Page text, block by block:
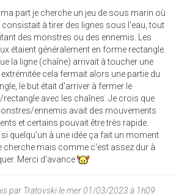
part je cherche un jeu de sous marin où
consistait à tirer des lignes sous l'eau, tout
des monstres ou des ennemis. Les
étaient généralement en forme rectangle.
la ligne (chaîne) arrivait à toucher une
extrémitée cela fermait alors une partie du
le but était d'arriver à fermer le
rectangle avec les chaînes. Je crois que
ennemis avait des mouvements
et certains pouvait être très rapide.
quelqu'un à une idée ça fait un moment
cherche mais comme c'est assez dur à
Merci d'avance
par Tratovskile mer 01/03/2023 à 1h09